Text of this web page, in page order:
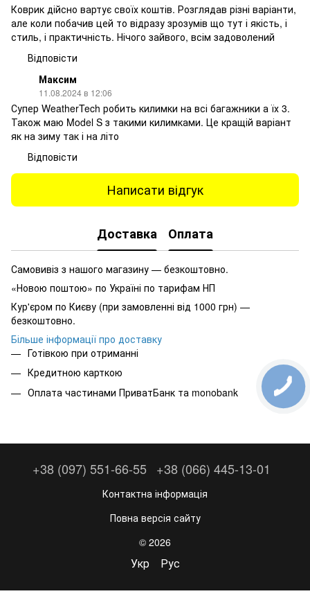
Коврик дійсно вартує своїх коштів. Розглядав різні варіанти,
але коли побачив цей то відразу зрозумів що тут і якість, і
стиль, і практичність. Нічого зайвого, всім задоволений
Відповісти
Максим
11.08.2024 в 12:06
Супер WeatherTech робить килимки на всі багажники а їх 3.
Також маю Model S з такими килимками. Це кращій варіант
як на зиму так і на літо
Відповісти
Написати відгук
Доставка Оплата
Самовивіз з нашого магазину — безкоштовно.
«Новою поштою» по Україні по тарифам НП
Кур'єром по Києву (при замовленні від 1000 грн) —
безкоштовно.
Більше інформації про доставку
Готівкою при отриманні
Кредитною карткою
Оплата частинами ПриватБанк та monobank
+38 (097) 551-66-55 +38 (066) 445-13-01
Контактна інформація
Повна версія сайту
© 2026
Укр Рус